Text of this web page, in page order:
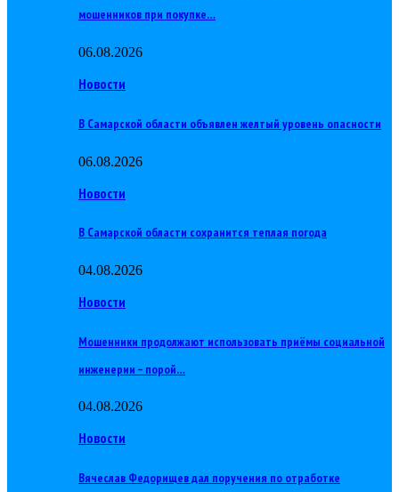
мошенников при покупке…
06.08.2026
Новости
В Самарской области объявлен желтый уровень опасности
06.08.2026
Новости
В Самарской области сохранится теплая погода
04.08.2026
Новости
Мошенники продолжают использовать приёмы социальной
инженерии – порой…
04.08.2026
Новости
Вячеслав Федорищев дал поручения по отработке